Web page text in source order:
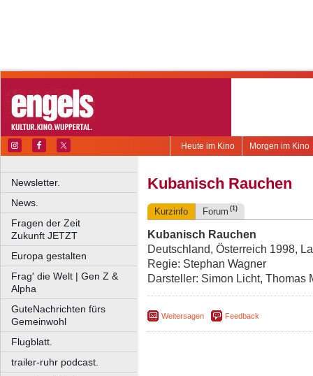
Morgen im Kino
Heute im Kino
Newsletter.
News.
Fragen der Zeit
Zukunft JETZT
Europa gestalten
Frag' die Welt | Gen Z &
Alpha
GuteNachrichten fürs
Gemeinwohl
Flugblatt.
trailer-ruhr podcast.
Kubanisch Rauchen
Kurzinfo Forum (1)
Kubanisch Rauchen
Deutschland, Österreich 1998,
Regie: Stephan Wagner
Darsteller: Simon Licht, Thomas
Weitersagen Feedback